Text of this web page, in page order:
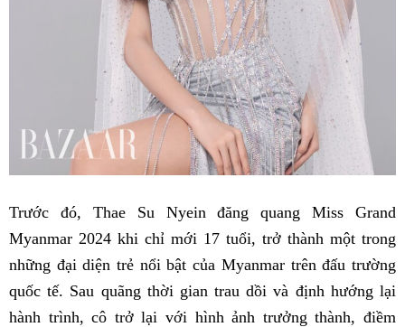
Trước đó, Thae Su Nyein đăng quang Miss Grand
Myanmar 2024 khi chỉ mới 17 tuổi, trở thành một trong
những đại diện trẻ nổi bật của Myanmar trên đấu trường
quốc tế. Sau quãng thời gian trau dồi và định hướng lại
hành trình, cô trở lại với hình ảnh trưởng thành, điềm